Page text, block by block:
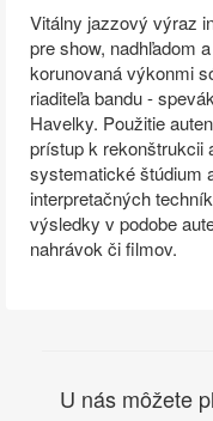
Vitálny jazzový výraz
pre show, nadhľadom
korunovaná výkonmi
riaditeľa bandu -
Havelky. Použitie
prístup k rekonštrukcii
systematické štúdium
interpretačných
výsledky v podobe
nahrávok či filmov.
U nás môžete